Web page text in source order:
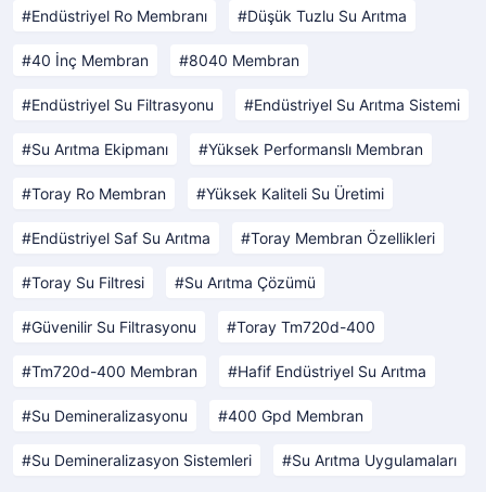
Endüstriyel Ro Membranı Düşük Tuzlu Su Arıtma
40 İnç Membran 8040 Membran
Endüstriyel Su Filtrasyonu Endüstriyel Su Arıtma Sistemi
Su Arıtma Ekipmanı Yüksek Performanslı Membran
Toray Ro Membran Yüksek Kaliteli Su Üretimi
Endüstriyel Saf Su Arıtma Toray Membran Özellikleri
Toray Su Filtresi Su Arıtma Çözümü
Güvenilir Su Filtrasyonu Toray Tm720d-400
Tm720d-400 Membran Hafif Endüstriyel Su Arıtma
Su Demineralizasyonu 400 Gpd Membran
Su Demineralizasyon Sistemleri Su Arıtma Uygulamaları